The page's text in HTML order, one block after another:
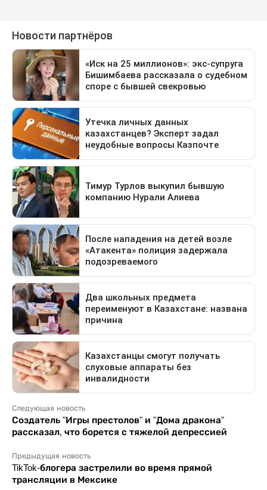
Следующая новость
Создатель "Игры престолов" и "Дома дракона"
рассказал, что борется с тяжелой депрессией
Предыдущая новость
TikTok-блогера застрелили во время прямой
трансляции в Мексике